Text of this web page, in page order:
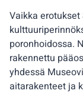
Vaikka
poronhoidossa.
rakennettu
yhdessä
aitarakenteet ja